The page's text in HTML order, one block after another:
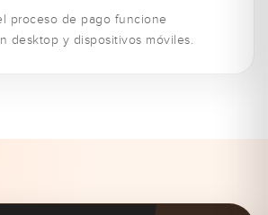
proceso de pago funcione
desktop y dispositivos móviles.